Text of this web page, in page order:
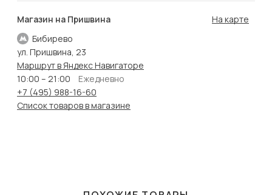
Магазин на Пришвина
Бибирево
На карте
ул. Пришвина, 23
Маршрут в Яндекс Навигаторе
10:00 – 21:00
Ежедневно
+7 (495) 988-16-60
Список товаров в магазине